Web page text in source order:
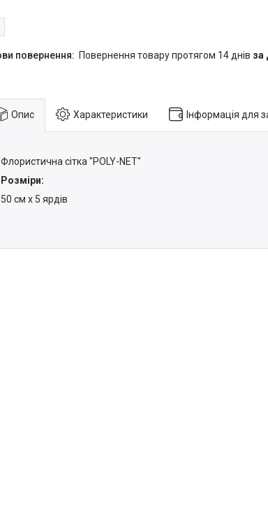
повернення товару протягом 14 днів за
Опис Характеристики Інформація для
Флористична сітка "POLY-NET"
Розміри:
50 см х 5 ярдів